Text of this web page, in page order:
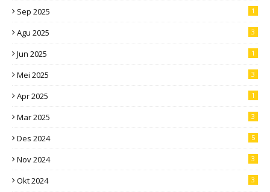
Sep 2025 1
Agu 2025 3
Jun 2025 1
Mei 2025 3
Apr 2025 1
Mar 2025 3
Des 2024 5
Nov 2024 3
Okt 2024 3